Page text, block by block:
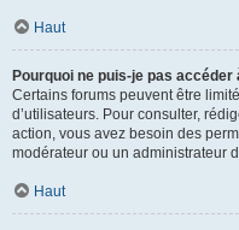
Haut
Pourquoi ne puis-je pas accéder
Certains forums peuvent être
d’utilisateurs. Pour consulter,
action, vous avez besoin des
modérateur ou un administrateur
Haut